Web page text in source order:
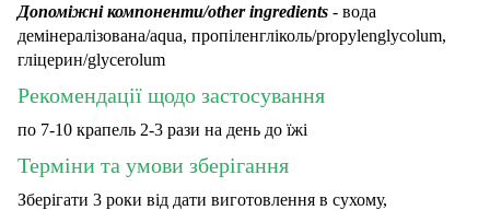
Допоміжні компоненти/other ingredients - вода
демінералізована/aqua, пропіленгліколь/propylenglycolum,
гліцерин/glycerolum
Рекомендації щодо застосування
по 7-10 крапель 2-3 рази на день до їжі
Терміни та умови зберігання
Зберігати 3 роки від дати виготовлення в сухому,